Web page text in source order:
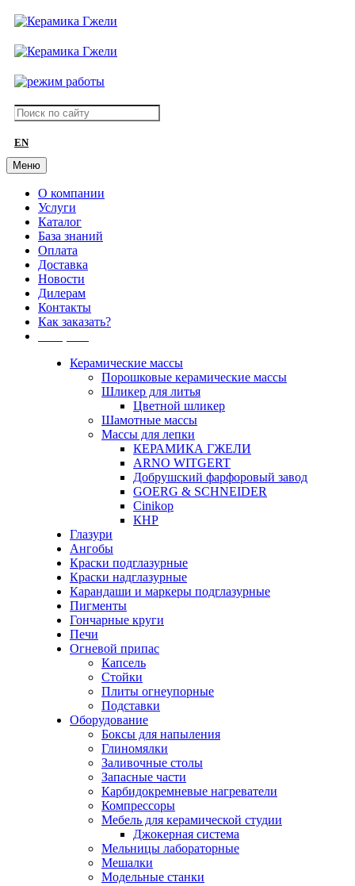
EN
Меню
О компании
Услуги
Каталог
База знаний
Оплата
Доставка
Новости
Дилерам
Контакты
Как заказать?
Керамические массы
Порошковые керамические массы
Шликер для литья
Цветной шликер
Шамотные массы
Массы для лепки
КЕРАМИКА ГЖЕЛИ
ARNO WITGERT
Добрушский фарфоровый завод
GOERG & SCHNEIDER
Cinikop
КНР
Глазури
Ангобы
Краски подглазурные
Краски надглазурные
Карандаши и маркеры подглазурные
Пигменты
Гончарные круги
Печи
Огневой припас
Капсель
Стойки
Плиты огнеупорные
Подставки
Оборудование
Боксы для напыления
Глиномялки
Заливочные столы
Запасные части
Карбидокремневые нагреватели
Компрессоры
Мебель для керамической студии
Джокерная система
Мельницы лабораторные
Мешалки
Модельные станки